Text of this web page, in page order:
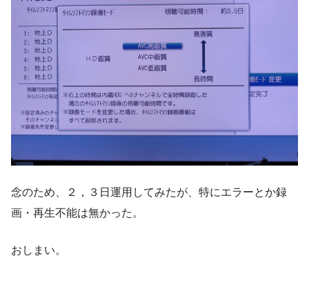
念のため、２，３日運用してみたが、特にエラーとか録
画・再生不能は無かった。
おしまい。